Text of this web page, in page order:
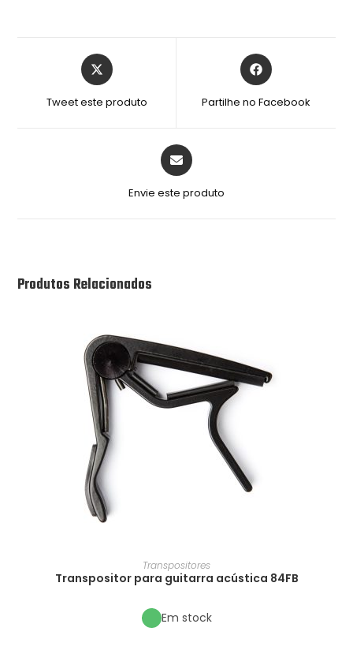
Tweet este produto Partilhe no Facebook
Envie este produto
Produtos Relacionados
Transpositores
Transpositor para guitarra acústica 84FB
Em stock